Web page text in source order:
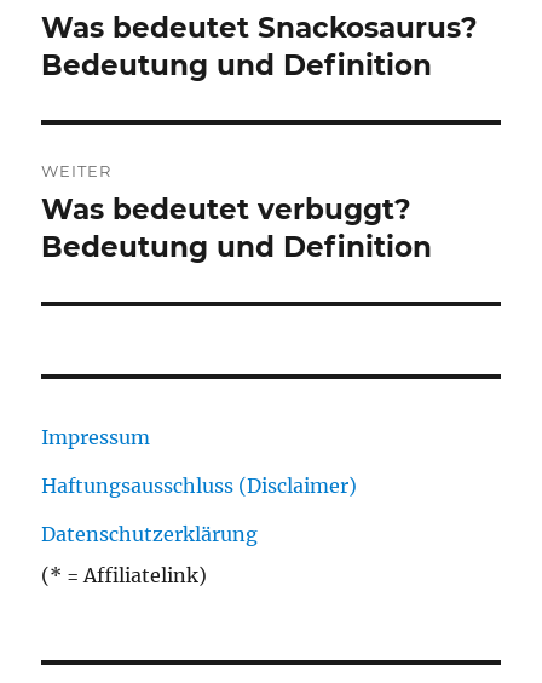
Vorheriger
Beitrag:
Was bedeutet Snackosaurus?
Bedeutung und Definition
WEITER
Nächster
Beitrag:
Was bedeutet verbuggt?
Bedeutung und Definition
Impressum
Haftungsausschluss (Disclaimer)
Datenschutzerklärung
(* = Affiliatelink)